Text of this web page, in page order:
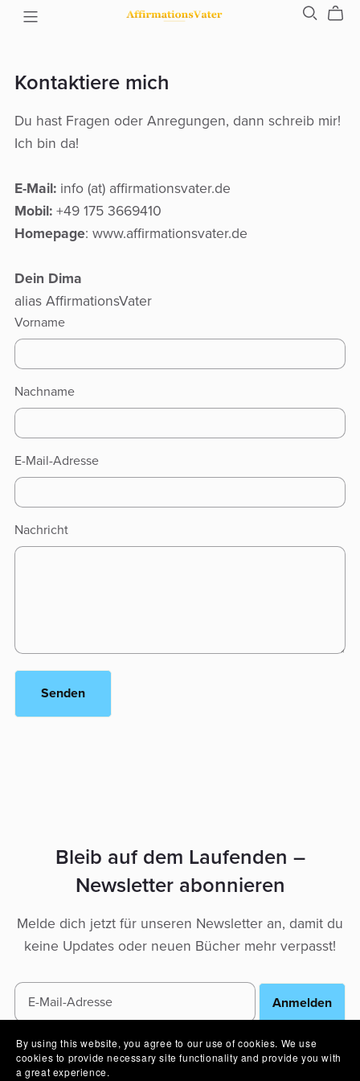
Kontaktiere mich
Du hast Fragen oder Anregungen, dann schreib mir!
Ich bin da!
E-Mail:info (at) affirmationsvater.de
Mobil:+49 175 3669410
Homepage: www.affirmationsvater.de
Dein Dima
alias AffirmationsVater
Vorname
Nachname
E-Mail-Adresse
Nachricht
Senden
Bleib auf dem Laufenden –
Newsletter abonnieren
Melde dich jetzt für unseren Newsletter an, damit du
keine Updates oder neuen Bücher mehr verpasst!
Anmelden
By using this website, you agree to our use of cookies. We use
cookies to provide necessary site functionality and provide you with
a great experience.